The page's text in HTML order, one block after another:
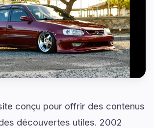
conçu pour offrir des contenus
découvertes utiles. 2002